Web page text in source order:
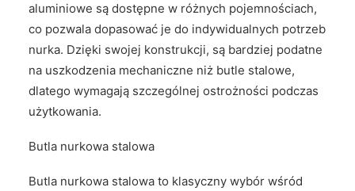
aluminiowe są dostępne w różnych pojemnościach,
co pozwala dopasować je do indywidualnych potrzeb
nurka. Dzięki swojej konstrukcji, są bardziej podatne
na uszkodzenia mechaniczne niż butle stalowe,
dlatego wymagają szczególnej ostrożności podczas
użytkowania.
Butla nurkowa stalowa
Butla nurkowa stalowa to klasyczny wybór wśród